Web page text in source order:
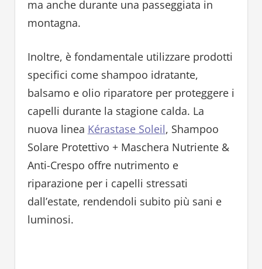
ma anche durante una passeggiata in
montagna.
Inoltre, è fondamentale utilizzare prodotti
specifici come shampoo idratante,
balsamo e olio riparatore per proteggere i
capelli durante la stagione calda. La
nuova linea Kérastase Soleil, Shampoo
Solare Protettivo + Maschera Nutriente &
Anti-Crespo offre nutrimento e
riparazione per i capelli stressati
dall’estate, rendendoli subito più sani e
luminosi.